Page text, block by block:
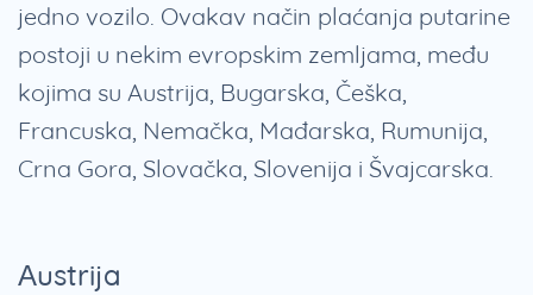
jedno vozilo. Ovakav način plaćanja putarine
postoji u nekim evropskim zemljama, među
kojima su Austrija, Bugarska, Češka,
Francuska, Nemačka, Mađarska, Rumunija,
Crna Gora, Slovačka, Slovenija i Švajcarska.
Austrija